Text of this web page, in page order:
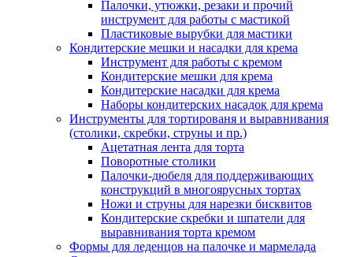
Палочки, утюжки, резаки и прочий
инструмент для работы с мастикой
Пластиковые вырубки для мастики
Кондитерские мешки и насадки для крема
Инструмент для работы с кремом
Кондитерские мешки для крема
Кондитерские насадки для крема
Наборы кондитерских насадок для крема
Инструменты для тортированя и выравнивания
(столики, скребки, струны и пр.)
Ацетатная лента для торта
Поворотные столики
Палочки-дюбеля для поддерживающих
конструкций в многоярусных тортах
Ножи и струны для нарезки бисквитов
Кондитерские скребки и шпатели для
выравнивания торта кремом
Формы для леденцов на палочке и мармелада